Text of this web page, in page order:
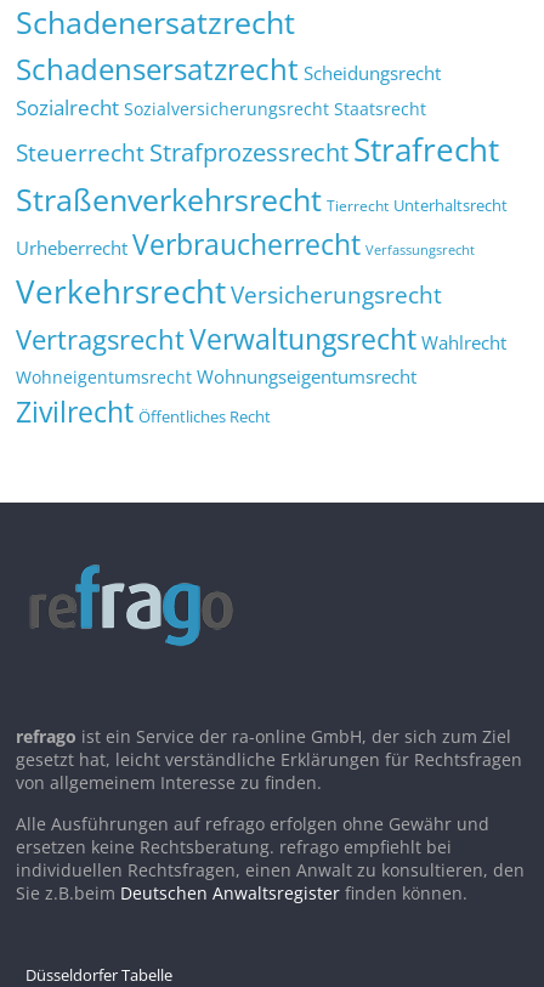
Schadenersatzrecht
Schadensersatzrecht Scheidungsrecht
Sozialrecht Sozialversicherungsrecht Staatsrecht
SteuerrechtStrafprozessrechtStrafrecht
Straßenverkehrsrecht Tierrecht Unterhaltsrecht
Urheberrecht Verbraucherrecht Verfassungsrecht
VerkehrsrechtVersicherungsrecht
VertragsrechtVerwaltungsrecht Wahlrecht
Wohneigentumsrecht Wohnungseigentumsrecht
Zivilrecht Öffentliches Recht
refrago ist ein Service der ra-online GmbH, der sich zum Ziel
gesetzt hat, leicht verständliche Erklärungen für Rechtsfragen
von allgemeinem Interesse zu finden.
Alle Ausführungen auf refrago erfolgen ohne Gewähr und
ersetzen keine Rechtsberatung. refrago empfiehlt bei
individuellen Rechtsfragen, einen Anwalt zu konsultieren, den
Sie z.B.beim Deutschen Anwaltsregister finden können.
Düsseldorfer Tabelle